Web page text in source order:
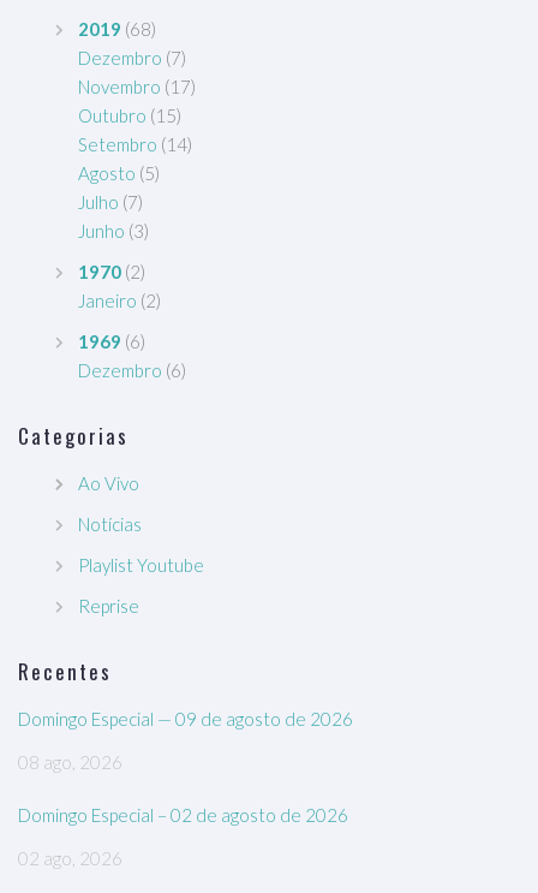
2019 (68)
Dezembro (7)
Novembro (17)
Outubro (15)
Setembro (14)
Agosto (5)
Julho (7)
Junho (3)
1970 (2)
Janeiro (2)
1969 (6)
Dezembro (6)
Categorias
Ao Vivo
Notícias
Playlist Youtube
Reprise
Recentes
Domingo Especial — 09 de agosto de 2026
08 ago, 2026
Domingo Especial – 02 de agosto de 2026
02 ago, 2026